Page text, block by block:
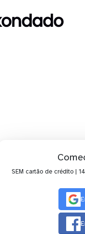
SEM cartão de crédito |